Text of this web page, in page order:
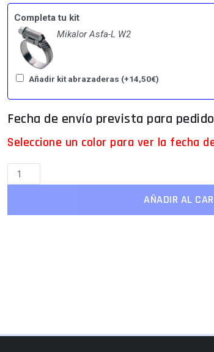
Completa tu kit
Mikalor Asfa-L W2
Añadir kit abrazaderas (+14,50€)
Seleccione un color para ver la fecha
AÑADIR AL